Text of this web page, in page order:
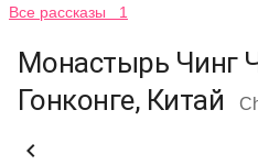
Все рассказы 1
Монастырь Чинг
Гонконге, Китай
